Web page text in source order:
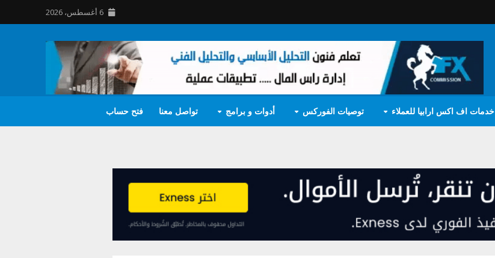
6 أغسطس، 2026
خدمات اف اكس ارابيا للعملاء توصيات الفوركس أدوات و برامج تواصل معنا فتح حساب